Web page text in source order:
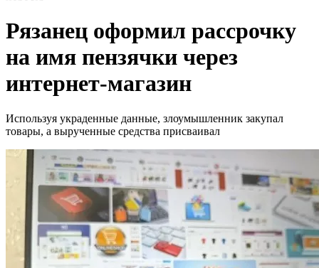
Рязанец оформил рассрочку
на имя пензячки через
интернет-магазин
Используя украденные данные, злоумышленник закупал
товары, а вырученные средства присваивал